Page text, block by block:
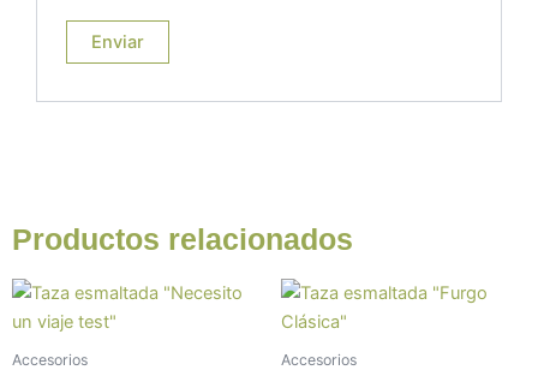
Productos relacionados
Accesorios Accesorios